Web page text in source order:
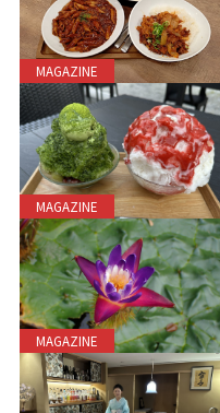
MAGAZINE
MAGAZINE
MAGAZINE